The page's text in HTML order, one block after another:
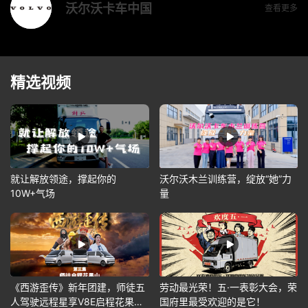
沃尔沃卡车中国 查看更多
精选视频
就让解放领途，撑起你的
10W+气场
沃尔沃木兰训练营，绽放“她”力
量
《西游歪传》新年团建，师徒五
人驾驶远程星享V8E启程花果
劳动最光荣！五·一表彰大会，荣
国府里最受欢迎的是它！